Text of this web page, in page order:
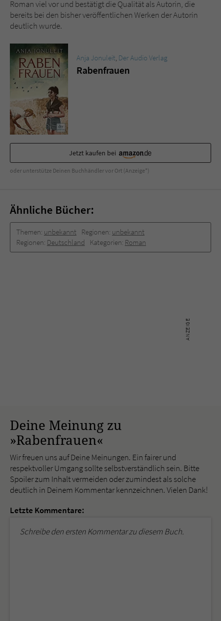
Roman viel vor und bestätigt die Qualität als Autorin, die
bereits bei den bisher veröffentlichen Werken der Autorin
deutlich wurde.
Anja Jonuleit, Der Audio Verlag
Rabenfrauen
Jetzt kaufen bei
oder unterstütze Deinen Buchhändler vor Ort (Anzeige*)
Ähnliche Bücher:
Themen: unbekannt Regionen: unbekannt
Regionen: Deutschland Kategorien: Roman
Deine Meinung zu
»Rabenfrauen«
Wir freuen uns auf Deine Meinungen. Ein fairer und
respektvoller Umgang sollte selbstverständlich sein. Bitte
Spoiler zum Inhalt vermeiden oder zumindest als solche
deutlich in Deinem Kommentar kennzeichnen. Vielen Dank!
Letzte Kommentare:
Schreibe den ersten Kommentar zu diesem Buch.